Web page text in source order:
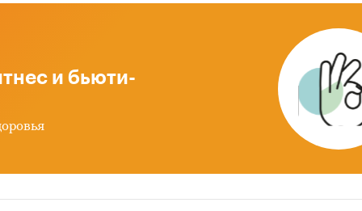
в разрезе стран, а также динамика
после января 2022 года могут быть недоступны
экономического союза: Белоруссии, Армении,
закупки тротуарной плитки и
и бьюти-